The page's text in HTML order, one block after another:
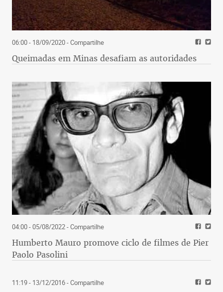
06:00 - 18/09/2020- Compartilhe
Queimadas em Minas desafiam as autoridades
04:00 - 05/08/2022- Compartilhe
Humberto Mauro promove ciclo de filmes de Pier
Paolo Pasolini
11:19 - 13/12/2016- Compartilhe